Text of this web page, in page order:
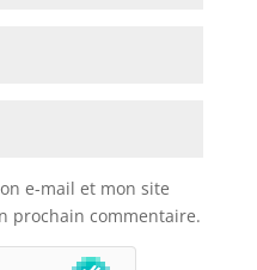
e-mail et mon site
prochain commentaire.